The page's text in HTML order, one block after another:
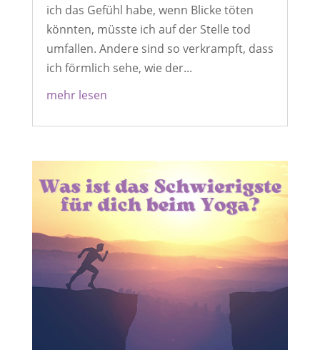
ich das Gefühl habe, wenn Blicke töten
könnten, müsste ich auf der Stelle tod
umfallen. Andere sind so verkrampft, dass
ich förmlich sehe, wie der...
mehr lesen